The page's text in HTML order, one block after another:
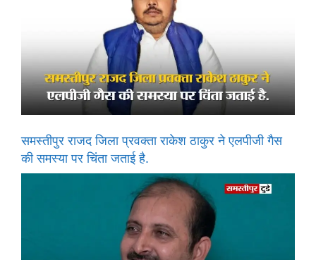
समस्तीपुर राजद जिला प्रवक्ता राकेश ठाकुर ने एलपीजी गैस
की समस्या पर चिंता जताई है.